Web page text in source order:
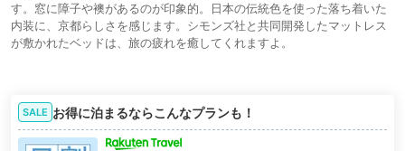
す。窓に障子や襖があるのが印象的。日本の伝統色を使った落ち着いた
内装に、京都らしさを感じます。シモンズ社と共同開発したマットレス
が敷かれたベッドは、旅の疲れを癒してくれますよ。
SALE お得に泊まるならこんなプランも！